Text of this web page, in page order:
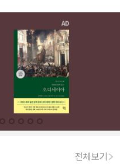
전체보기